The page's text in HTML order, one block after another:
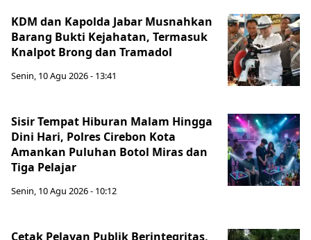
KDM dan Kapolda Jabar Musnahkan
Barang Bukti Kejahatan, Termasuk
Knalpot Brong dan Tramadol
Senin, 10 Agu 2026 - 13:41
Sisir Tempat Hiburan Malam Hingga
Dini Hari, Polres Cirebon Kota
Amankan Puluhan Botol Miras dan
Tiga Pelajar
Senin, 10 Agu 2026 - 10:12
Cetak Pelayan Publik Berintegritas,